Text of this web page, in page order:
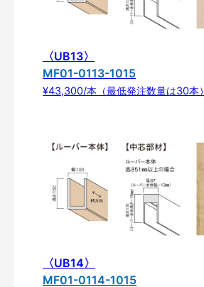
〈UB13〉
MF01-0113-1015
¥43,300/本（最低発注数量は30本）
〈UB14〉
MF01-0114-1015